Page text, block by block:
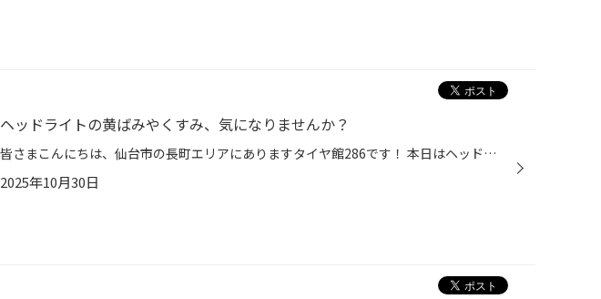
ヘッドライトの黄ばみやくすみ、気になりませんか？
皆さまこんにちは、仙台市の長町エリアにありますタイヤ館286です！ 本日はヘッドライトコーティング作業のご紹介！ お得な【メンテナンスパックおまかせプラン】にご加入いただくと、 「ヘッドライトコーティング」がセレクトメニューからお選びいただけます！ 実際にセレクトメニューのヘッドライ...
2025年10月30日